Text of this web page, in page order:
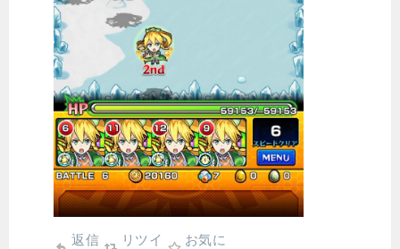
返信 リツイ お気に